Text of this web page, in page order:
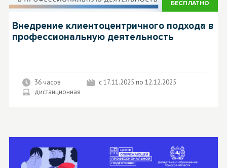
БЕСПЛАТНО
Внедрение клиентоцентричного подхода в
профессиональную деятельность
36 часов
с 17.11.2025 по 12.12.2025
дистанционная